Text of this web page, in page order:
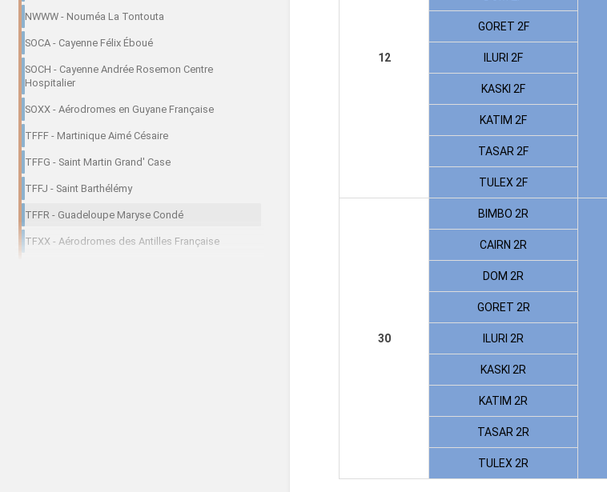
NWWW - Nouméa La Tontouta
SOCA - Cayenne Félix Éboué
SOCH - Cayenne Andrée Rosemon Centre
Hospitalier
SOXX - Aérodromes en Guyane Française
TFFF - Martinique Aimé Césaire
TFFG - Saint Martin Grand' Case
TFFJ - Saint Barthélémy
TFFR - Guadeloupe Maryse Condé
TFXX - Aérodromes des Antilles Française
12
GORET 2F
ILURI 2F
KASKI 2F
KATIM 2F
TASAR 2F
TULEX 2F
30
BIMBO 2R
CAIRN 2R
DOM 2R
GORET 2R
ILURI 2R
KASKI 2R
KATIM 2R
TASAR 2R
TULEX 2R